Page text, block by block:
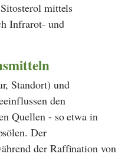
mittels
Infrarot- und
Standort) und
den
Quellen - so etwa in
Der
der Raffination von